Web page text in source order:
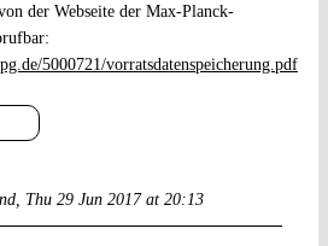
der Webseite der Max-Planck-
5000721/vorratsdatenspeicherung.pdf
Thu 29 Jun 2017 at 20:13